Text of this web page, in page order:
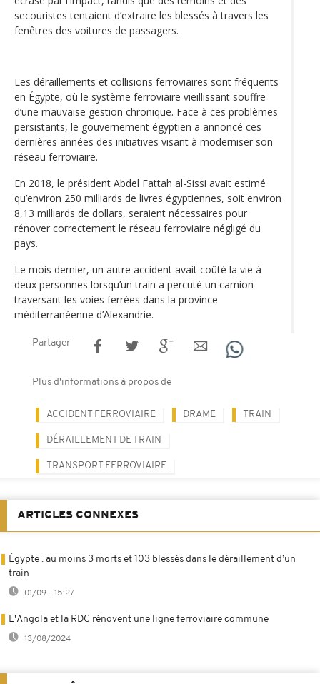
secouristes tentaient d’extraire les blessés à travers les
fenêtres des voitures de passagers.
Les déraillements et collisions ferroviaires sont fréquents
en Égypte, où le système ferroviaire vieillissant souffre
d’une mauvaise gestion chronique. Face à ces problèmes
persistants, le gouvernement égyptien a annoncé ces
dernières années des initiatives visant à moderniser son
réseau ferroviaire.
En 2018, le président Abdel Fattah al-Sissi avait estimé
qu’environ 250 milliards de livres égyptiennes, soit environ
8,13 milliards de dollars, seraient nécessaires pour
rénover correctement le réseau ferroviaire négligé du
pays.
Le mois dernier, un autre accident avait coûté la vie à
deux personnes lorsqu’un train a percuté un camion
traversant les voies ferrées dans la province
méditerranéenne d’Alexandrie.
Partager
Plus d'informations à propos de
ACCIDENT FERROVIAIRE DRAME TRAIN
DÉRAILLEMENT DE TRAIN
TRANSPORT FERROVIAIRE
ARTICLES CONNEXES
Égypte : au moins 3 morts et 103 blessés dans le déraillement d’un
train
01/09 - 15:27
L'Angola et la RDC rénovent une ligne ferroviaire commune
13/08/2024